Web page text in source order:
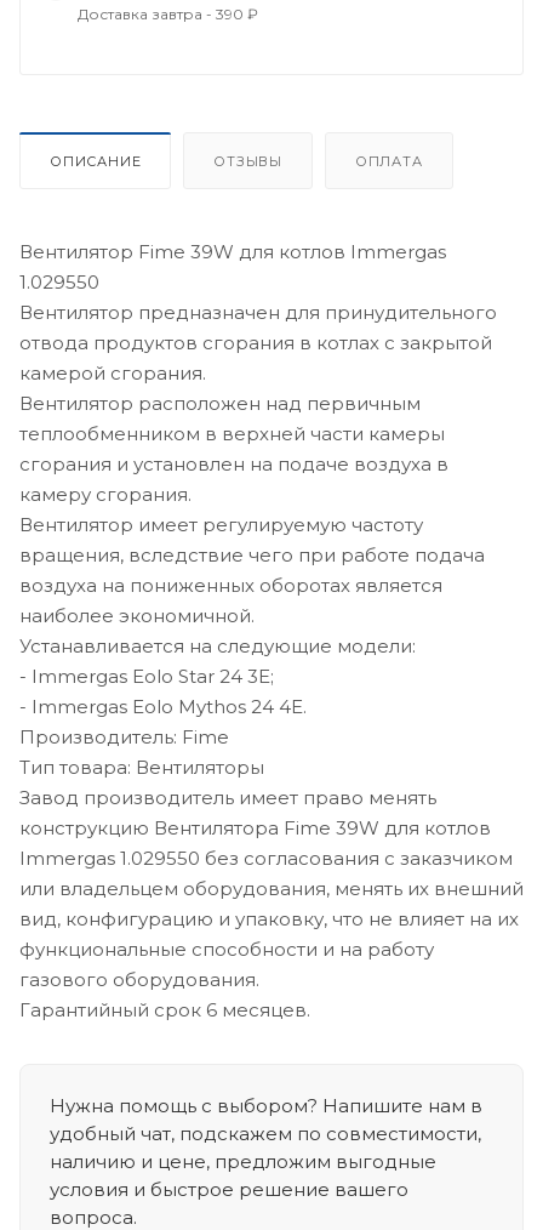
Доставка завтра - 390 ₽
ОПИСАНИЕ ОТЗЫВЫ ОПЛАТА
Вентилятор Fime 39W для котлов Immergas
1.029550
Вентилятор предназначен для принудительного
отвода продуктов сгорания в котлах с закрытой
камерой сгорания.
Вентилятор расположен над первичным
теплообменником в верхней части камеры
сгорания и установлен на подаче воздуха в
камеру сгорания.
Вентилятор имеет регулируемую частоту
вращения, вследствие чего при работе подача
воздуха на пониженных оборотах является
наиболее экономичной.
Устанавливается на следующие модели:
- Immergas Eolo Star 24 3E;
- Immergas Eolo Mythos 24 4E.
Производитель: Fime
Тип товара: Вентиляторы
Завод производитель имеет право менять
конструкцию Вентилятора Fime 39W для котлов
Immergas 1.029550 без согласования с заказчиком
или владельцем оборудования, менять их внешний
вид, конфигурацию и упаковку, что не влияет на их
функциональные способности и на работу
газового оборудования.
Гарантийный срок 6 месяцев.
Нужна помощь с выбором? Напишите нам в
удобный чат, подскажем по совместимости,
наличию и цене, предложим выгодные
условия и быстрое решение вашего
вопроса.